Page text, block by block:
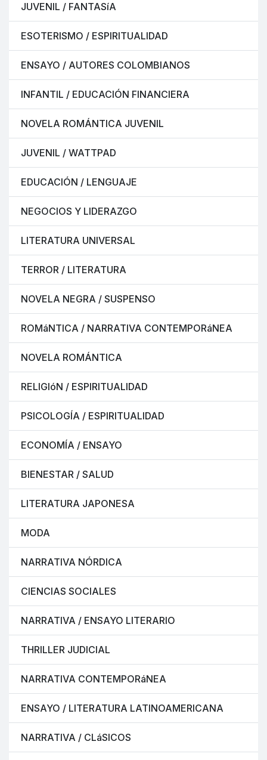
JUVENIL / FANTASíA
ESOTERISMO / ESPIRITUALIDAD
ENSAYO / AUTORES COLOMBIANOS
INFANTIL / EDUCACIÓN FINANCIERA
NOVELA ROMÁNTICA JUVENIL
JUVENIL / WATTPAD
EDUCACIÓN / LENGUAJE
NEGOCIOS Y LIDERAZGO
LITERATURA UNIVERSAL
TERROR / LITERATURA
NOVELA NEGRA / SUSPENSO
ROMáNTICA / NARRATIVA CONTEMPORáNEA
NOVELA ROMÁNTICA
RELIGIóN / ESPIRITUALIDAD
PSICOLOGÍA / ESPIRITUALIDAD
ECONOMÍA / ENSAYO
BIENESTAR / SALUD
LITERATURA JAPONESA
MODA
NARRATIVA NÓRDICA
CIENCIAS SOCIALES
NARRATIVA / ENSAYO LITERARIO
THRILLER JUDICIAL
NARRATIVA CONTEMPORáNEA
ENSAYO / LITERATURA LATINOAMERICANA
NARRATIVA / CLáSICOS